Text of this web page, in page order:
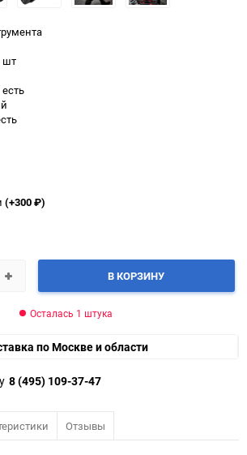
шт
(+300₽)
В КОРЗИНУ
Осталась 1 штука
по Москве и области
8 (495) 109-37-47
Отзывы